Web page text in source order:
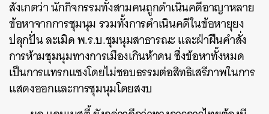
สังเกตว่า นักกิจกรรมทั้งสามคนถูกดำเนินคดีอาญาหลาย
ข้อหาจากการชุมนุม รวมทั้งการดำเนินคดีในข้อหายุยง
ปลุกปั่น ละเมิด พ.ร.บ.ชุมนุมสาธารณะ และฝ่าฝืนคำสั่ง
การห้ามชุมนุมทางการเมืองเกินห้าคน ซึ่งข้อหาทั้งหมด
เป็นการแทรกแซงโดยไม่ชอบธรรมต่อสิทธิเสรีภาพในการ
แสดงออกและการชุมนุมโดยสงบ